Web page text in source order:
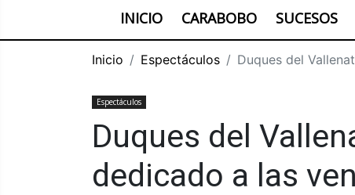
INICIO CARABOBO SUCESOS
Inicio Espectáculos Duques del
Espectáculos
Duques del
dedicado a las